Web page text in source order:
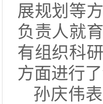
展规划等
负责人就
有组织科
方面进行
孙庆伟